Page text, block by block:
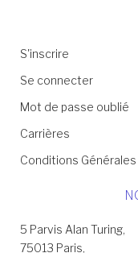
S'inscrire
Se connecter
Mot de passe oublié
Carrières
Conditions
5 Parvis Alan Turing,
75013 Paris,